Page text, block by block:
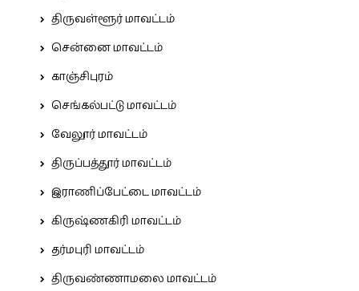
திருவள்ளூர் மாவட்டம்
சென்னை மாவட்டம்
காஞ்சிபுரம்
செங்கல்பட்டு மாவட்டம்
வேலூர் மாவட்டம்
திருப்பத்தூர் மாவட்டம்
இராணிப்பேட்டை மாவட்டம்
கிருஷ்ணகிரி மாவட்டம்
தர்மபுரி மாவட்டம்
திருவண்ணாமலை மாவட்டம்